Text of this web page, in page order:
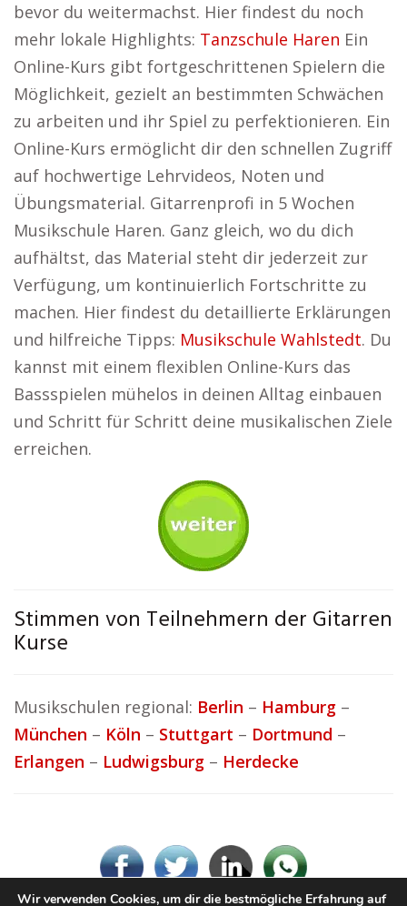
bevor du weitermachst. Hier findest du noch
mehr lokale Highlights: Tanzschule Haren Ein
Online-Kurs gibt fortgeschrittenen Spielern die
Möglichkeit, gezielt an bestimmten Schwächen
zu arbeiten und ihr Spiel zu perfektionieren. Ein
Online-Kurs ermöglicht dir den schnellen Zugriff
auf hochwertige Lehrvideos, Noten und
Übungsmaterial. Gitarrenprofi in 5 Wochen
Musikschule Haren. Ganz gleich, wo du dich
aufhältst, das Material steht dir jederzeit zur
Verfügung, um kontinuierlich Fortschritte zu
machen. Hier findest du detaillierte Erklärungen
und hilfreiche Tipps: Musikschule Wahlstedt. Du
kannst mit einem flexiblen Online-Kurs das
Bassspielen mühelos in deinen Alltag einbauen
und Schritt für Schritt deine musikalischen Ziele
erreichen.
Stimmen von Teilnehmern der Gitarren
Kurse
Musikschulen regional: Berlin – Hamburg –
München – Köln – Stuttgart – Dortmund –
Erlangen – Ludwigsburg – Herdecke
Wir verwenden Cookies, um dir die bestmögliche Erfahrung auf